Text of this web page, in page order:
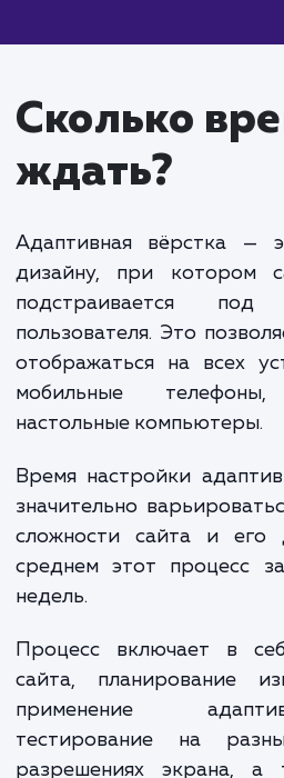
Средняя адаптивная
000 рублей. Включает
сайтов с большим
Комплексная
рублей и выше.
сложных веб-
функционалом,
динамическим
Уточнение стоимости
проекта. Мы готовы обсудить
предложить индивидуальную
будет соответствовать вашим
Обратите внимание, что
ориентировочными и могут
конкретных требований
которое обеспечит лучший
устройствах.
ЗАКАЗАТЬ УСЛУГИ